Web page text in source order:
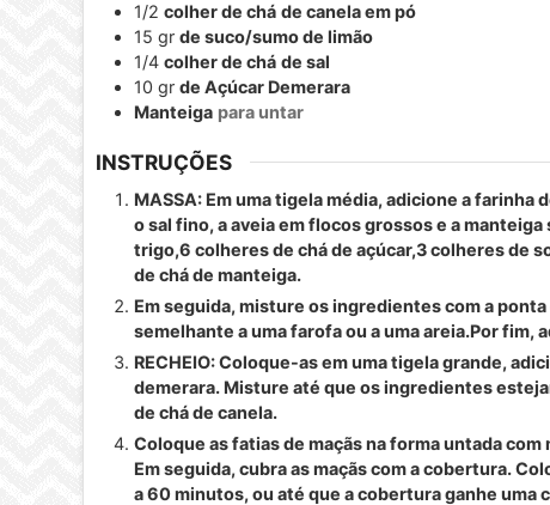
1/2 colher de chá de canela em pó
15 gr de suco/sumo de limão
1/4 colher de chá de sal
10 gr de Açúcar Demerara
Manteiga para untar
INSTRUÇÕES
MASSA: Em uma tigela média, adicione a farinha
o sal fino, a aveia em flocos grossos e a
trigo,6 colheres de chá de açúcar,3 colheres de
de chá de manteiga.
Em seguida, misture os ingredientes com a
semelhante a uma farofa ou a uma areia.Por fim,
RECHEIO: Coloque-as em uma tigela grande,
demerara. Misture até que os ingredientes
de chá de canela.
Coloque as fatias de maçãs na forma untada
Em seguida, cubra as maçãs com a cobertura.
a 60 minutos, ou até que a cobertura ganhe uma